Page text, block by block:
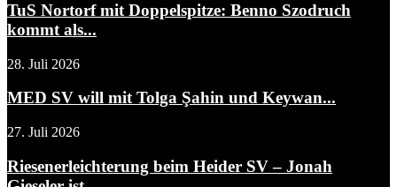
TuS Nortorf mit Doppelspitze: Benno Szodruch
kommt als...
28. Juli 2026
MED SV will mit Tolga Şahin und Keywan...
27. Juli 2026
Riesenerleichterung beim Heider SV – Jonah